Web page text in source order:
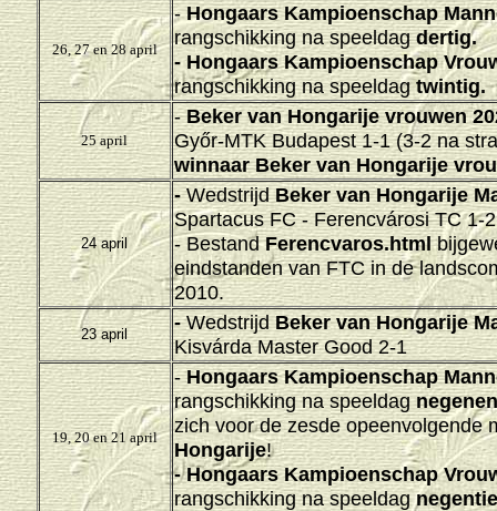
26, 27 en 28 april
-Hongaars Kampioenschap
rangschikking na speeldagdertig.
-Hongaars Kampioenschap
rangschikking na speeldagtwintig.
25 april
-Beker van Hongarije vrouwen
Győr-MTK Budapest 1-1 (3-2 na
winnaar Beker van Hongarije
24 april
-WedstrijdBeker van Hongarije
Spartacus FC - Ferencvárosi TC 1-2
- BestandFerencvaros.html
eindstanden van FTC in de
2010.
23 april
-WedstrijdBeker van Hongarije
Kisvárda Master Good 2-1
19, 20 en 21 april
-Hongaars Kampioenschap
rangschikking na speeldag
zich voor de zesde opeenvolgende
Hongarije!
-Hongaars Kampioenschap
rangschikking na speeldag